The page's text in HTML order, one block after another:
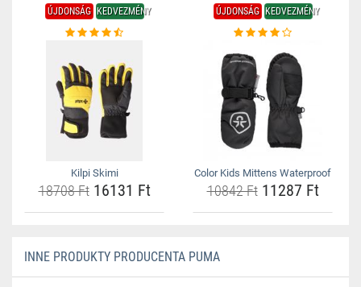
ÚJDONSÁG KEDVEZMÉNY
Kilpi Skimi
18708 Ft16131 Ft
ÚJDONSÁG KEDVEZMÉNY
Color Kids Mittens Waterproof
10842 Ft11287 Ft
INNE PRODUKTY PRODUCENTA PUMA